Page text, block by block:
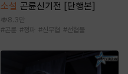
소설 곤륜신기전 [단행본]
8.3만
#곤륜 #정파 #신무협 #선협물